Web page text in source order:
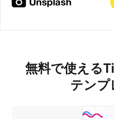
無料で使える
テンプ